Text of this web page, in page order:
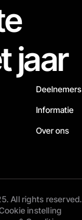
jaar
Deelnemers
Informatie
Over ons
All rights reserved.
instelling